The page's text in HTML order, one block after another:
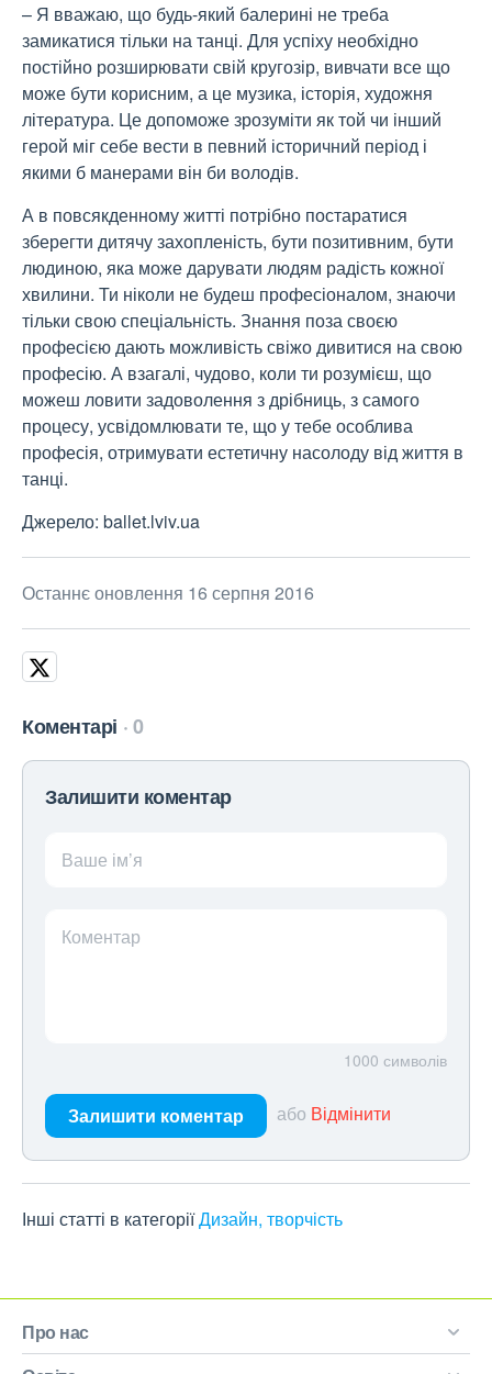
– Я вважаю, що будь-який балерині не треба
замикатися тільки на танці. Для успіху необхідно
постійно розширювати свій кругозір, вивчати все що
може бути корисним, а це музика, історія, художня
література. Це допоможе зрозуміти як той чи інший
герой міг себе вести в певний історичний період і
якими б манерами він би володів.
А в повсякденному житті потрібно постаратися
зберегти дитячу захопленість, бути позитивним, бути
людиною, яка може дарувати людям радість кожної
хвилини. Ти ніколи не будеш професіоналом, знаючи
тільки свою спеціальність. Знання поза своєю
професією дають можливість свіжо дивитися на свою
професію. А взагалі, чудово, коли ти розумієш, що
можеш ловити задоволення з дрібниць, з самого
процесу, усвідомлювати те, що у тебе особлива
професія, отримувати естетичну насолоду від життя в
танці.
Джерело: ballet.lviv.ua
Останнє оновлення 16 серпня 2016
Коментарі 0
Залишити коментар
Ваше ім’я
Коментар
1000 символів
Залишити коментар або Відмінити
Інші статті в категоріїДизайн, творчість
Про нас